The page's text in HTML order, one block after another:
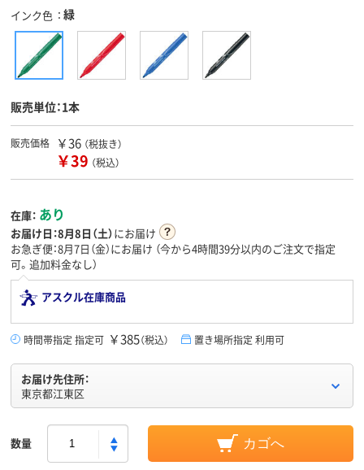
インク色 緑
販売単位：1本
販売価格 ￥36 （税抜き）
￥39 （税込）
在庫： あり
お届け日：8月8日（土）にお届け
お急ぎ便：8月7日（金）にお届け （今から4時間39分以内のご注文で指定
可。追加料金なし）
アスクル在庫商品
時間帯指定 指定可 ￥385（税込） 置き場所指定 利用可
お届け先住所：
東京都江東区
数量 カゴへ